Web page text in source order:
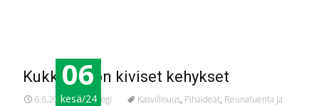
06
kesä/24
Kukkakedon kiviset kehykset
6.6.2024 Blogi Kasvillisuus, Pihaideat, Reunatuenta ja